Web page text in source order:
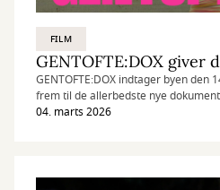
FILM
GENTOFTE:DOX indtager byen den
frem til de allerbedste nye
04. marts 2026